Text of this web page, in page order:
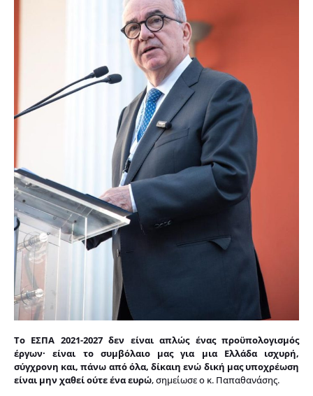
Το ΕΣΠΑ 2021-2027 δεν είναι απλώς ένας προϋπολογισμός
έργων· είναι το συμβόλαιο μας για μια Ελλάδα ισχυρή,
σύγχρονη και, πάνω από όλα, δίκαιη ενώ δική μας υποχρέωση
είναι μην χαθεί ούτε ένα ευρώ, σημείωσε ο κ. Παπαθανάσης.